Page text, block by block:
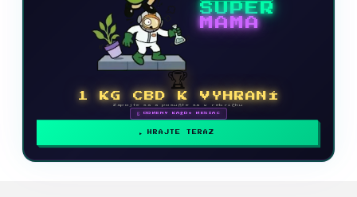
SUPER
MAMA
🏆
1 KG CBD K VYHRANÍ
Zapojte sa a posuňte sa v rebríčku
🗓 ODMENY KAŽDÝ MESIAC
HRAJTE TERAZ